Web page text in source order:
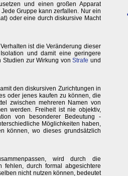
und einen großen Apparat
Gruppe kann zerfallen. Nur ein
oder eine durch diskursive Macht
ist die Veränderung dieser
und damit eine geringere
Studien zur Wirkung vonStrafe und
den diskursiven Zurichtungen in
oder jenes kaufen zu können, die
zwischen mehreren Namen von
werden. Freiheit ist nie objektiv,
von besonderer Bedeutung -
Möglichkeiten haben,
können, wo dieses grundsätzlich
wird durch die
fehlen, durch formal abgesichtere
nicht nutzen können, bedeutet